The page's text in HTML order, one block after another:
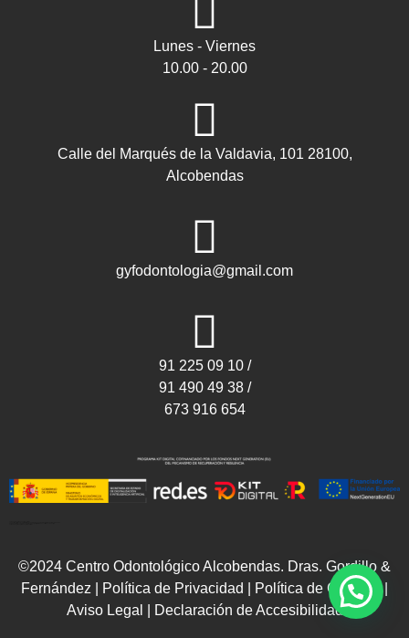
Lunes - Viernes
10.00 - 20.00
Calle del Marqués de la Valdavia, 101 28100,
Alcobendas
gyfodontologia@gmail.com
91 225 09 10 /
91 490 49 38 /
673 916 654
©2024 Centro Odontológico Alcobendas. Dras. Gordillo &
Fernández |
Política de Privacidad Política de Cookies |
Aviso Legal
Declaración de Accesibilidad